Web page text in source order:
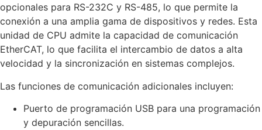
opcionales para RS-232C y RS-485, lo que permite la
conexión a una amplia gama de dispositivos y redes. Esta
unidad de CPU admite la capacidad de comunicación
EtherCAT, lo que facilita el intercambio de datos a alta
velocidad y la sincronización en sistemas complejos.
Las funciones de comunicación adicionales incluyen:
Puerto de programación USB para una programación
y depuración sencillas.